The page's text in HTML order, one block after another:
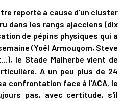
reporté à cause d'un cluster
dans les rangs ajacciens (dix
de pépins physiques qui a
(Yoël Armougom, Steve
le Stade Malherbe vient de
A un peu plus de 24
confrontation face à l'ACA, le
pas, avec certitude, s'il